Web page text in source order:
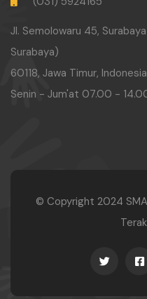
Jl. Semolowaru 45,
Surabaya)
60118, Jawa Timur, Indonesia
Senin - Jum'at 07.00 -
© Copyright 2024